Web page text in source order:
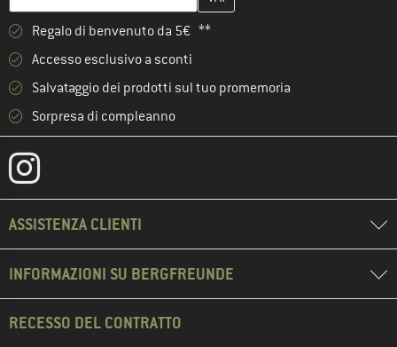
Regalo di benvenuto da 5€ **
Accesso esclusivo a sconti
Salvataggio dei prodotti sul tuo promemoria
Sorpresa di compleanno
ASSISTENZA CLIENTI
INFORMAZIONI SU BERGFREUNDE
RECESSO DEL CONTRATTO